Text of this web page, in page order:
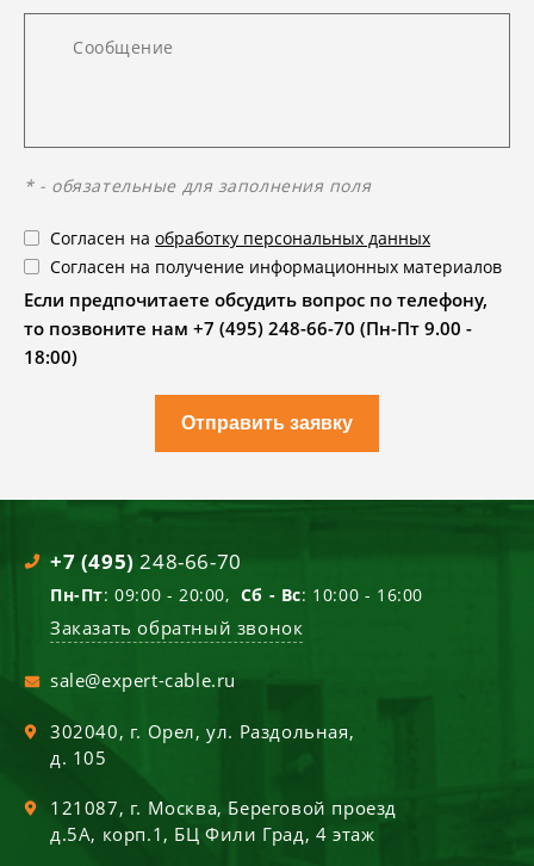
* - обязательные для заполнения поля
Согласен на обработку персональных данных
Согласен на получение информационных материалов
Если предпочитаете обсудить вопрос по телефону,
то позвоните нам +7 (495) 248-66-70 (Пн-Пт 9.00 -
18:00)
Отправить заявку
+7 (495) 248-66-70
Пн-Пт: 09:00 - 20:00, Сб - Вс: 10:00 - 16:00
Заказать обратный звонок
sale@expert-cable.ru
302040, г. Орел,ул. Раздольная,
д. 105
121087, г. Москва, Береговой проезд
д.5А, корп.1, БЦ Фили Град, 4 этаж